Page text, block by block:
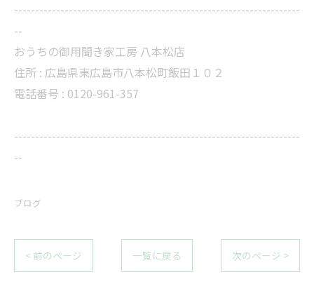
--------------------------------------------------------------------
--
おうちの御用聞き家工房 八本松店
住所 : 広島県東広島市八本松町飯田１０２
電話番号 : 0120-961-357
--------------------------------------------------------------------
--
ブログ
< 前のページ 一覧に戻る 次のページ >